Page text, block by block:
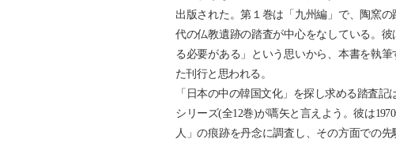
出版された。第１巻は「九州編」で、陶窯
代の仏教遺跡の踏査が中心をなしている。
る必要がある」という思いから、本書を執
た刊行と思われる。
「日本の中の韓国文化」を探し求める踏査
シリーズ(全12巻)が嚆矢と言えよう。彼は
人」の痕跡を丹念に調査し、その方面での